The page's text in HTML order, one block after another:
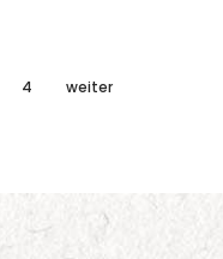
4 weiter